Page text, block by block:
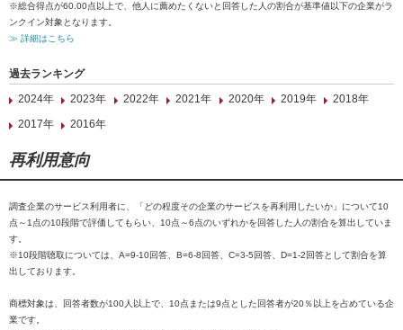
※総合得点が60.00点以上で、他人に薦めたくないと回答した人の割合が基準値以下の企業がラ
ンクイン対象となります。
≫ 詳細はこちら
過去ランキング
2024年
2023年 2022年 2021年 2020年 2019年
2018年
2017年
2016年
再利用意向
調査企業のサービス利用者に、「どの程度その企業のサービスを再利用したいか」について10
点～1点の10段階で評価してもらい、10点～6点のいずれかを回答した人の割合を算出していま
す。
※10段階聴取については、A=9-10回答、B=6-8回答、C=3-5回答、D=1-2回答として割合を算
出しております。
商標対象は、回答者数が100人以上で、10点または9点とした回答者が20％以上を占めている企
業です。